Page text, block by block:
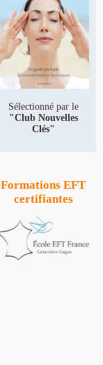
Sélectionné par le
"Club Nouvelles
Clés"
Formations EFT
certifiantes